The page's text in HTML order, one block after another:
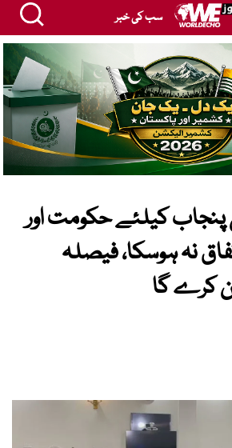
سب کی خبر
پنجاب کیلئے حکومت اور
نہ ہوسکا، فیصلہ
کرے گا